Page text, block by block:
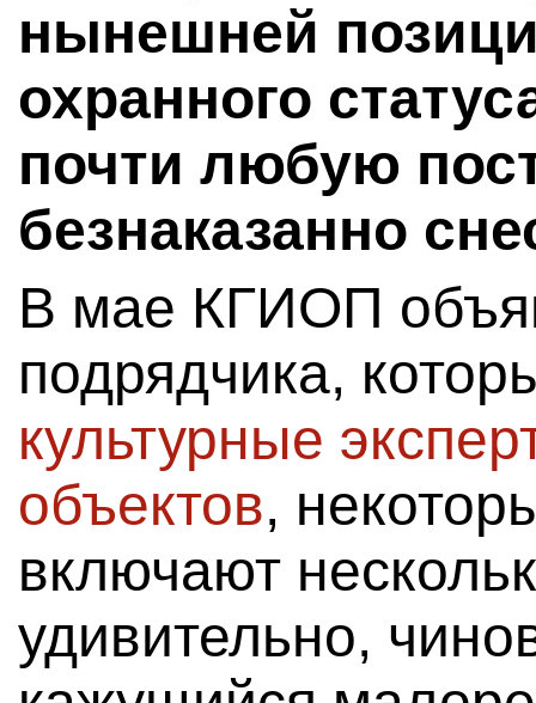
нынешней
охранного
почти любую
безнаказанно
В мае КГИОП
подрядчика,
культурные
объектов,
включают
удивительно,